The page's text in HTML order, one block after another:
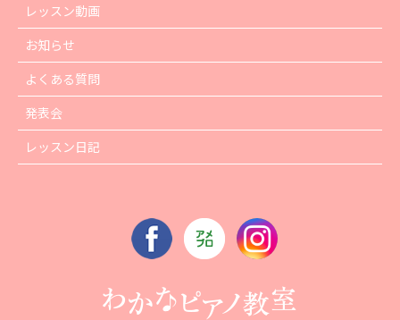
レッスン動画
お知らせ
よくある質問
発表会
レッスン日記